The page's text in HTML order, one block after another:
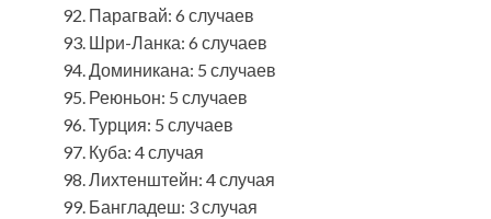
Парагвай: 6 случаев
Шри-Ланка: 6 случаев
Доминикана: 5 случаев
Реюньон: 5 случаев
Турция: 5 случаев
Куба: 4 случая
Лихтенштейн: 4 случая
Бангладеш: 3 случая